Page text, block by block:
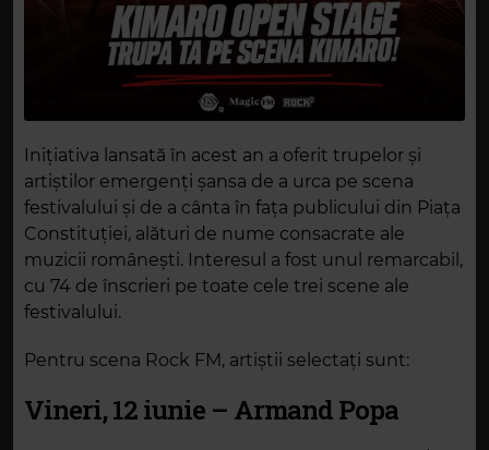
Inițiativa lansată în acest an a oferit trupelor și
artiștilor emergenți șansa de a urca pe scena
festivalului și de a cânta în fața publicului din Piața
Constituției, alături de nume consacrate ale
muzicii românești. Interesul a fost unul remarcabil,
cu 74 de înscrieri pe toate cele trei scene ale
festivalului.
Pentru scena Rock FM, artiștii selectați sunt:
Vineri, 12 iunie – Armand Popa